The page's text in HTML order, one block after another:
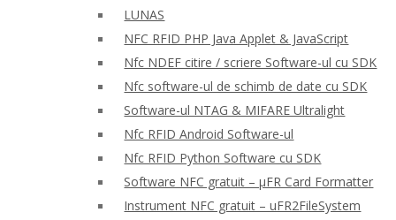
LUNAS
NFC RFID PHP Java Applet & JavaScript
Nfc NDEF citire / scriere Software-ul cu SDK
Nfc software-ul de schimb de date cu SDK
Software-ul NTAG & MIFARE Ultralight
Nfc RFID Android Software-ul
Nfc RFID Python Software cu SDK
Software NFC gratuit – μFR Card Formatter
Instrument NFC gratuit – uFR2FileSystem